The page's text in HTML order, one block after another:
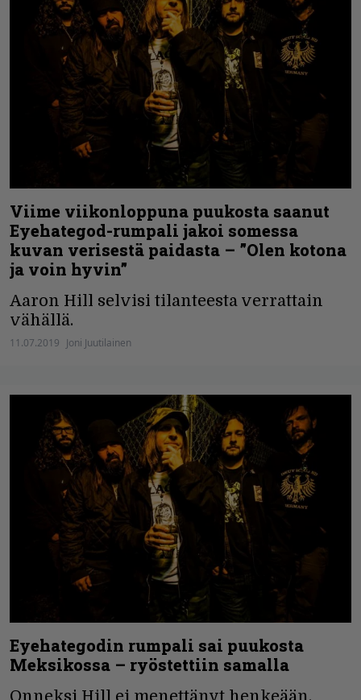
Viime viikonloppuna puukosta saanut
Eyehategod-rumpali jakoi somessa
kuvan verisestä paidasta – ”Olen kotona
ja voin hyvin”
Aaron Hill selvisi tilanteesta verrattain
vähällä.
11.07.2019 Joni Juutilainen
Eyehategodin rumpali sai puukosta
Meksikossa – ryöstettiin samalla